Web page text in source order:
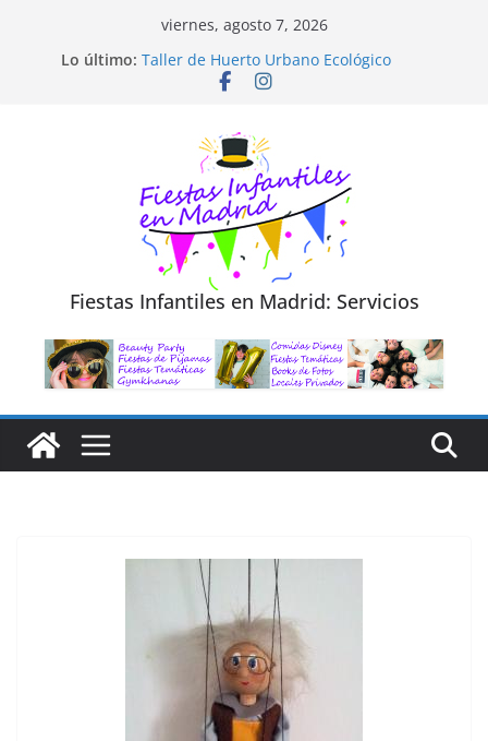
viernes, agosto 7, 2026
Lo último: Taller de Huerto Urbano Ecológico
TALLER FOTOGRAFÍA LA NATURALEZA
Diseño de Moda y Reciclaje de Prendas
Fiestas Infantiles en Madrid: Servicios